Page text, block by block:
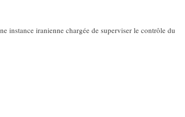
instance iranienne chargée de superviser le contrôle du